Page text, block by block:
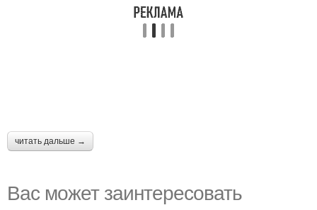
читать дальше →
Вас может заинтересовать